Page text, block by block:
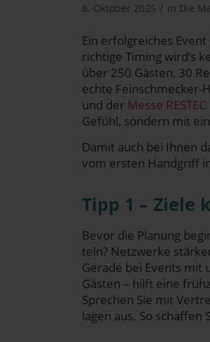
8. Oktober 2025 / in Die
Ein erfolg­rei­ches
rich­ti­ge Timing wird’s
über 250 Gäs­ten, 30
ech­te Fein­schme­cker-
und der Mes­se RESTEC
Gefühl, son­dern mit
Damit auch bei Ihnen
vom ers­ten Hand­griff
Tipp 1 – Zie­le
Bevor die Pla­nung
teln? Netz­wer­ke
Gera­de bei Events
Gäs­ten – hilft eine
Spre­chen Sie mit
la­gen aus. So schaf­fen